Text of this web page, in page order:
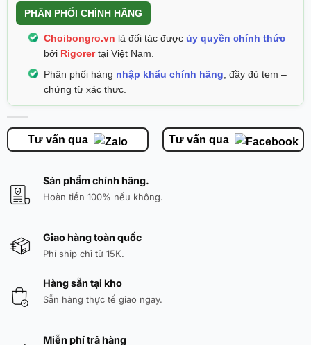
PHÂN PHỐI CHÍNH HÃNG
Choibongro.vn là đối tác được ủy quyền chính thức
bởi Rigorer tại Việt Nam.
Phân phối hàng nhập khẩu chính hãng , đầy đủ tem –
chứng từ xác thực.
Tư vấn qua Tư vấn qua
Sản phẩm chính hãng.
Hoàn tiền 100% nếu không.
Giao hàng toàn quốc
Phí ship chỉ từ 15K.
Hàng sẵn tại kho
Sẵn hàng thực tế giao ngay.
Miễn phí trả hàng